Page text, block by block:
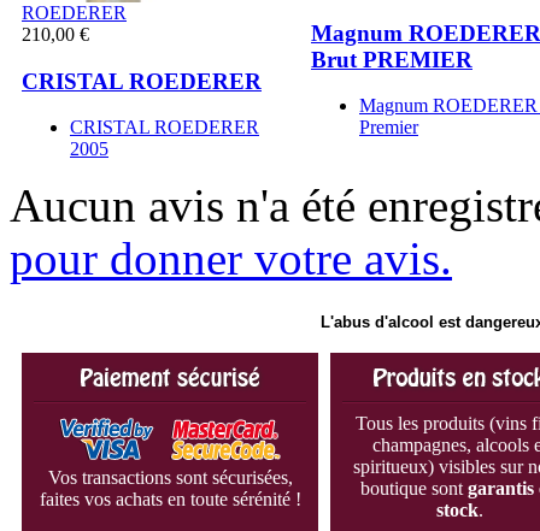
ROEDERER
210,00 €
CRISTAL ROEDERER
CRISTAL ROEDERER
2005
Magnum ROEDERER
Brut PREMIER
Magnum
Premier
Aucun avis n'a été
pour donner votre avis.
L'abus d'alcool est
Vos transactions sont sécurisées,
faites vos achats en toute sérénité !
Tous les produits (vins
champagnes, alcools
spiritueux) visibles sur
boutique sont garantis
stock.